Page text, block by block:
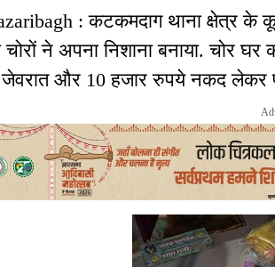
: कटकमदाग थाना क्षेत्र के
चोरों ने अपना निशाना बनाया. चोर
और 10 हजार रुपये नकद लेकर